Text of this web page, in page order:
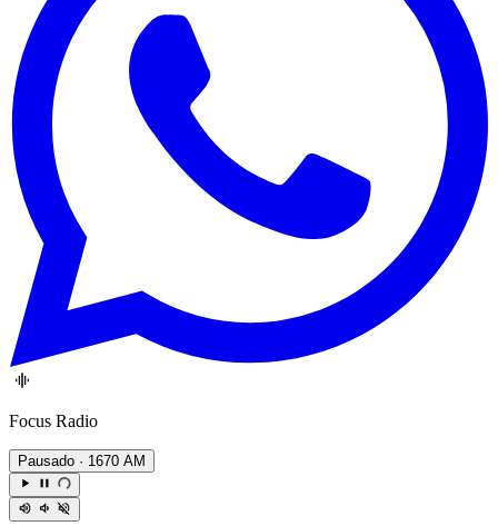
Focus Radio
Pausado · 1670 AM